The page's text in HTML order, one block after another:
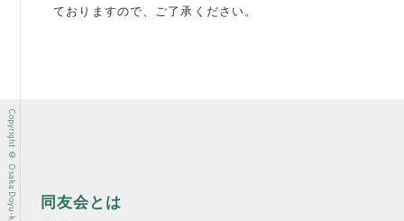
ておりますので、ご了承ください。
同友会とは